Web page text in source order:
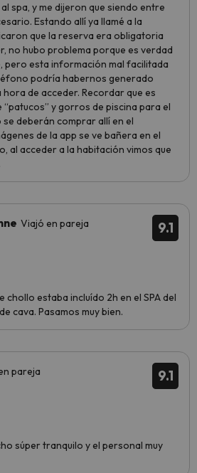
spa, y me dijeron que siendo entre
Estando allí ya llamé a la
que la reserva era obligatoria
no hubo problema porque es verdad
pero esta información mal facilitada
podría habernos generado
de acceder. Recordar que es
y gorros de piscina para el
se deberán comprar allí en el
de la app se ve bañera en el
al acceder a la habitación vimos que
9.1
Viajó en pareja
chollo estaba incluído 2h en el SPA del
cava. Pasamos muy bien.
9.1
pareja
súper tranquilo y el personal muy